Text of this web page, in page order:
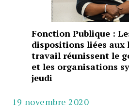
Fonction Publique :
dispositions liées aux
travail réunissent le
et les organisations
jeudi
19 novembre 2020